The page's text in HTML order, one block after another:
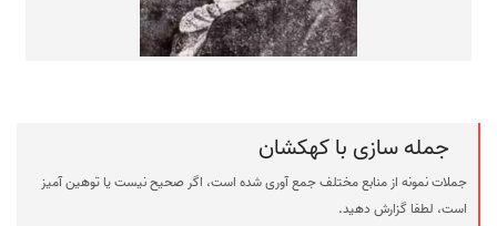
جمله سازی با کهکشان
جملات نمونه از منابع مختلف جمع آوری شده است، اگر صحیح نیست یا توهین آمیز
است، لطفا گزارش دهید.